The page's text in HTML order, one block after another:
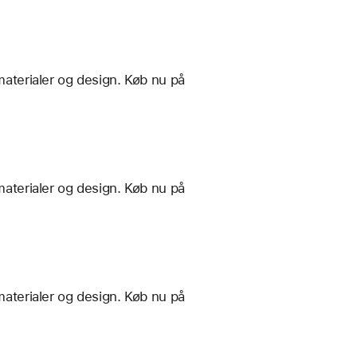
og design. Køb nu på
og design. Køb nu på
og design. Køb nu på